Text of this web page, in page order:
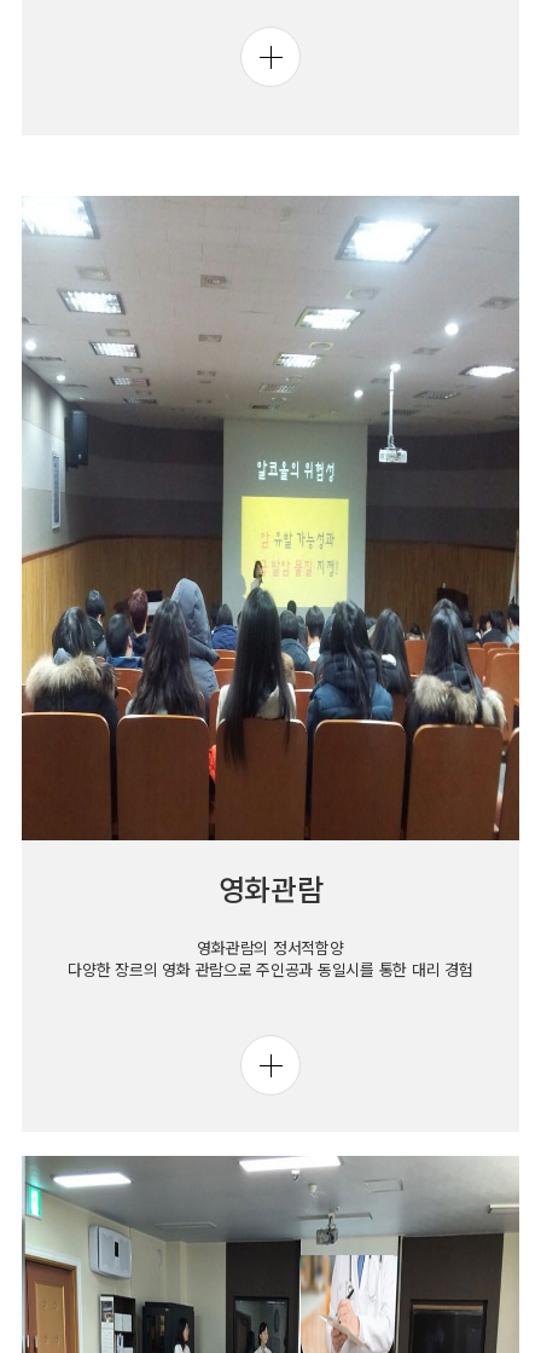
영화관람
영화관람의 정서적함양
다양한 장르의 영화 관람으로 주인공과 동일시를 통한 대리 경험